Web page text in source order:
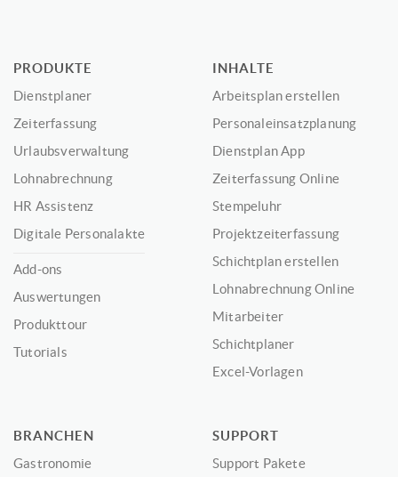
PRODUKTE
Dienstplaner
Zeiterfassung
Urlaubsverwaltung
Lohnabrechnung
HR Assistenz
Digitale Personalakte
Add-ons
Auswertungen
Produkttour
Tutorials
INHALTE
Arbeitsplan erstellen
Personaleinsatzplanung
Dienstplan App
Zeiterfassung Online
Stempeluhr
Projektzeiterfassung
Schichtplan erstellen
Lohnabrechnung Online
Mitarbeiter
Schichtplaner
Excel-Vorlagen
BRANCHEN
Gastronomie
SUPPORT
Support Pakete